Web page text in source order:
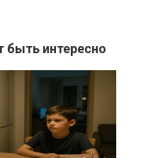
интересно